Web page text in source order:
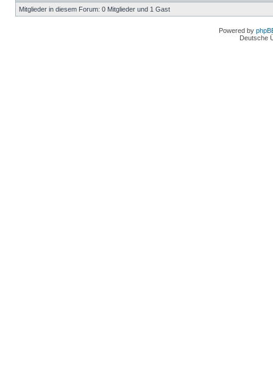
Mitglieder in diesem Forum: 0 Mitglieder und 1 Gast
Powered by
Deutsche